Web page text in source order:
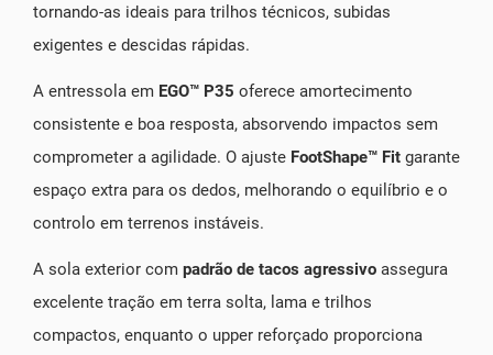
tornando-as ideais para trilhos técnicos, subidas
exigentes e descidas rápidas.
A entressola em EGO™ P35 oferece amortecimento
consistente e boa resposta, absorvendo impactos sem
comprometer a agilidade. O ajuste FootShape™ Fit garante
espaço extra para os dedos, melhorando o equilíbrio e o
controlo em terrenos instáveis.
A sola exterior com padrão de tacos agressivo assegura
excelente tração em terra solta, lama e trilhos
compactos, enquanto o upper reforçado proporciona